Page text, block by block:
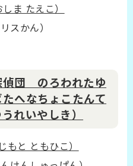
ま たえこ）
スかん）
偵団 のろわれたゆ
たへなちょこたんて
れいやしき）
もと ともひこ）